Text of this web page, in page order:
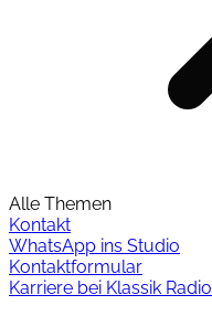
Alle Themen
Kontakt
WhatsApp ins Studio
Kontaktformular
Karriere bei Klassik Radio